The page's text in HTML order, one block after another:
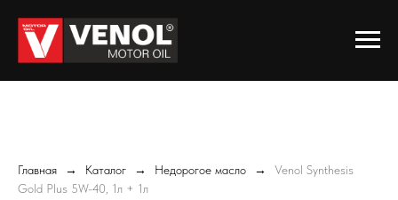
Главная Каталог Недорогое масло
Venol Synthesis
Gold Plus 5W-40, 1л + 1л